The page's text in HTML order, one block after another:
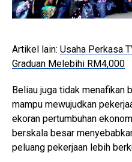
Artikel lain: Usaha Perkasa
Graduan Melebihi RM4,000
Beliau juga tidak menafikan
mampu mewujudkan
ekoran pertumbuhan
berskala besar
peluang pekerjaan lebih